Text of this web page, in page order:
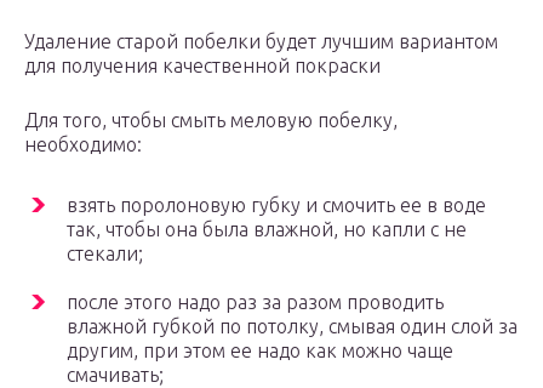
Удаление старой побелки будет лучшим вариантом
для получения качественной покраски
Для того, чтобы смыть меловую побелку,
необходимо:
взять поролоновую губку и смочить ее в воде
так, чтобы она была влажной, но капли с не
стекали;
после этого надо раз за разом проводить
влажной губкой по потолку, смывая один слой за
другим, при этом ее надо как можно чаще
смачивать;